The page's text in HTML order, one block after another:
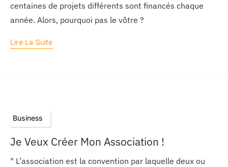
centaines de projets différents sont financés chaque
année. Alors, pourquoi pas le vôtre ?
Lire La Suite
Business
Je Veux Créer Mon Association !
" L’association est la convention par laquelle deux ou